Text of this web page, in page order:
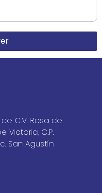
C.V. Rosa de
Victoria, C.P.
San Agustín